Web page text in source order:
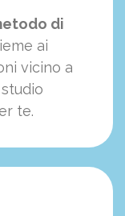
di
ai
vicino a
te.